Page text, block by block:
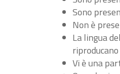
Sono
Non è
La lingua
Vi è una